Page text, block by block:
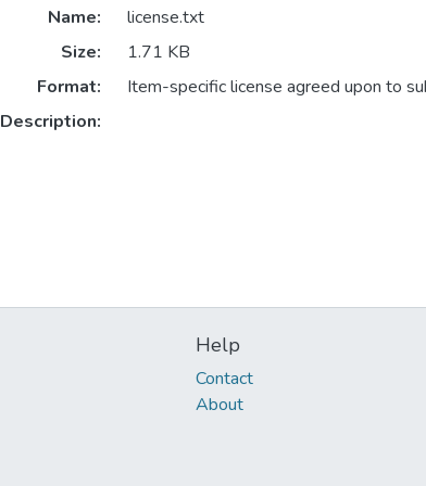
Name:
license.txt
Size:
1.71 KB
Format:
Item-specific license agreed upon to
Description:
Help
Contact
About